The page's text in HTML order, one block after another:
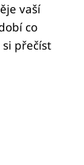
vaší
co
přečíst